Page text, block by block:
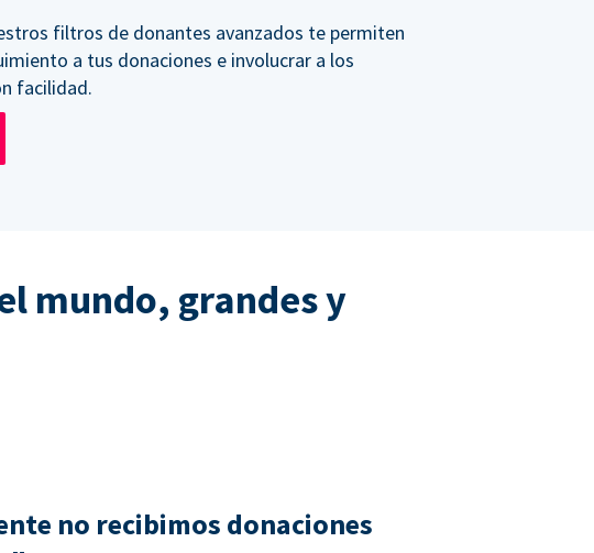
filtros de donantes avanzados te permiten
a tus donaciones e involucrar a los
facilidad.
mundo, grandes y
no recibimos donaciones